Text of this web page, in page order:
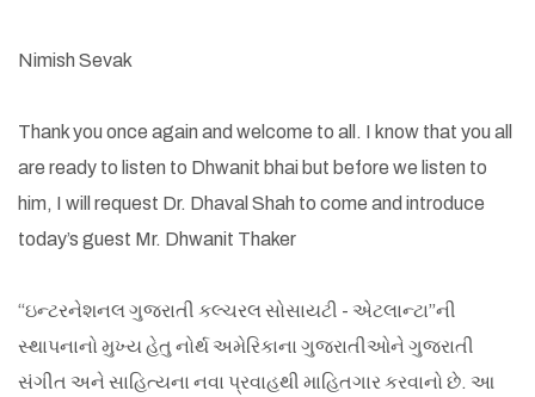
Nimish Sevak
Thank you once again and welcome to all. I know that you all
are ready to listen to Dhwanit bhai but before we listen to
him, I will request Dr. Dhaval Shah to come and introduce
today’s guest Mr. Dhwanit Thaker
“ઇન્ટરનેશનલ ગુજરાતી કલ્ચરલ સોસાયટી - એટલાન્ટા”ની
સ્થાપનાનો મુખ્ય હેતુ નોર્થ અમેરિકાના ગુજરાતીઓને ગુજરાતી
સંગીત અને સાહિત્યના નવા પ્રવાહથી માહિતગાર કરવાનો છે. આ